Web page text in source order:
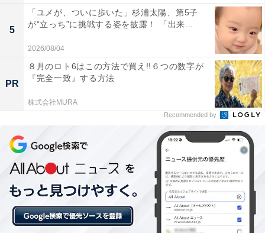
5
「ユメが、ついに歩いた」杉浦太陽、第5子
が“立っち”に挑戦する姿を披露！ 「出来...
2026/08/04
PR
８月のロト6はこの方法で買え!!６つの数字が
『完全一致』する方法
株式会社MURA
Recommended by